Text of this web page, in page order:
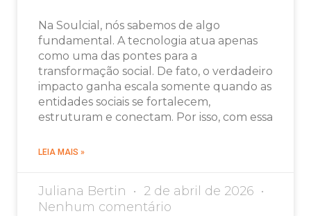
Na Soulcial, nós sabemos de algo
fundamental. A tecnologia atua apenas
como uma das pontes para a
transformação social. De fato, o verdadeiro
impacto ganha escala somente quando as
entidades sociais se fortalecem,
estruturam e conectam. Por isso, com essa
LEIA MAIS »
Juliana Bertin
2 de abril de 2026
Nenhum comentário